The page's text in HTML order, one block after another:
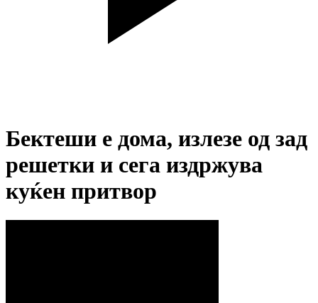
Бектеши е дома, излезе од зад
решетки и сега издржува
куќен притвор